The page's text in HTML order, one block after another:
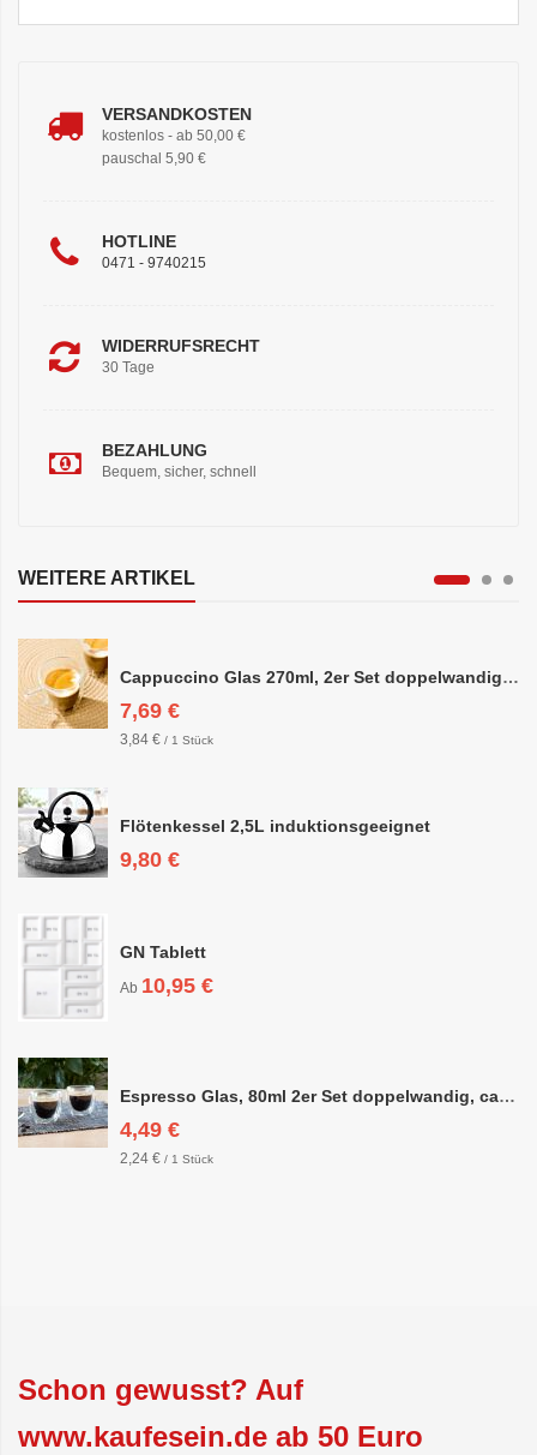
VERSANDKOSTEN
kostenlos - ab 50,00 €
pauschal 5,90 €
HOTLINE
0471 - 9740215
WIDERRUFSRECHT
30 Tage
BEZAHLUNG
Bequem, sicher, schnell
WEITERE ARTIKEL
Cappuccino Glas 270ml, 2er Set doppelwandig, ca. 8,5 x 10cm
7,69 €
3,84 € / 1 Stück
Flötenkessel 2,5L induktionsgeeignet
9,80 €
GN Tablett
Ab 10,95 €
Espresso Glas, 80ml 2er Set doppelwandig, ca. 6,3 x 6,4cm
4,49 €
2,24 € / 1 Stück
Schon gewusst? Auf
www.kaufesein.de ab 50 Euro